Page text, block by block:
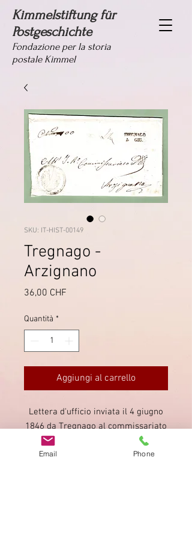
Kimmelstiftung für
Postgeschichte
Fondazione per la storia
postale Kimmel
SKU: IT-HIST-00149
Tregnago -
Arzignano
36,00 CHF
Quantità *
Aggiungi al carrello
Lettera d'ufficio inviata il 4 giugno
1846 da Tregnago al commissariato
di Arzignano (circa 25 km). Scritta il
2 giugno è stata risposta il 7 giugno
Email Phone